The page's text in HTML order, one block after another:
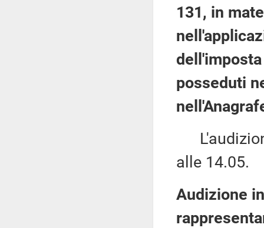
131, in
posseduti
alle 14.05.
Audizione